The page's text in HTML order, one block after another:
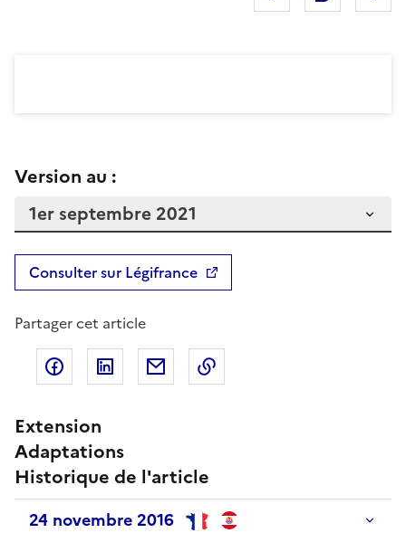
Version au :
Consulter sur Légifrance
Partager cet article
Partager sur Facebook
Partager sur LinkedIn
Partager par email
Extension
Adaptations
Historique de l'article
24 novembre 2016